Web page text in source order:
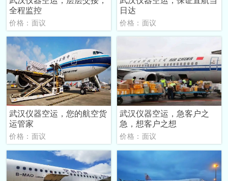
全程监控
价格：面议
日达
价格：面议
武汉仪器空运，您的航空货
运管家
价格：面议
武汉仪器空运，急客户之
急，想客户之想
价格：面议